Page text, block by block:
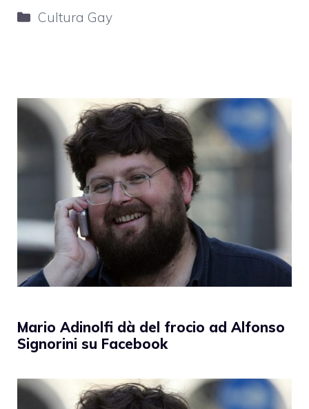
Categorie
Cultura Gay
Mario Adinolfi dà del frocio ad Alfonso
Signorini su Facebook